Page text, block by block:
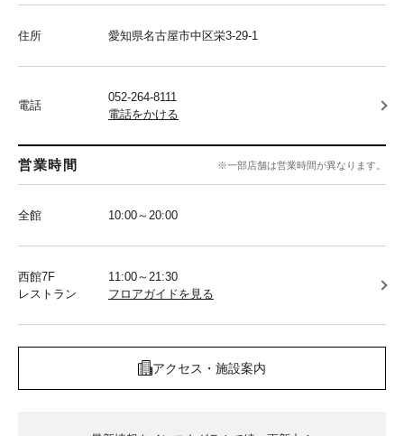
住所 愛知県名古屋市中区栄3-29-1
電話
052-264-8111
電話をかける
営業時間 ※一部店舗は営業時間が異なります。
全館 10:00～20:00
西館7F
レストラン
11:00～21:30
フロアガイドを見る
アクセス・施設案内